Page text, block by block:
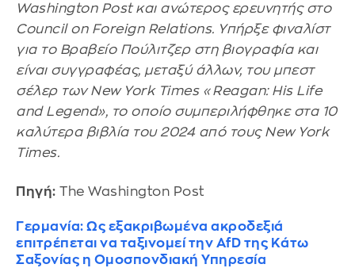
Washington Post και ανώτερος ερευνητής στο
Council on Foreign Relations. Υπήρξε φιναλίστ
για το Βραβείο Πούλιτζερ στη βιογραφία και
είναι συγγραφέας, μεταξύ άλλων, του μπεστ
σέλερ των New York Times «Reagan: His Life
and Legend», το οποίο συμπεριλήφθηκε στα 10
καλύτερα βιβλία του 2024 από τους New York
Times.
Πηγή: The Washington Post
Γερμανία: Ως εξακριβωμένα ακροδεξιά
επιτρέπεται να ταξινομεί την AfD της Κάτω
Σαξονίας η Ομοσπονδιακή Υπηρεσία